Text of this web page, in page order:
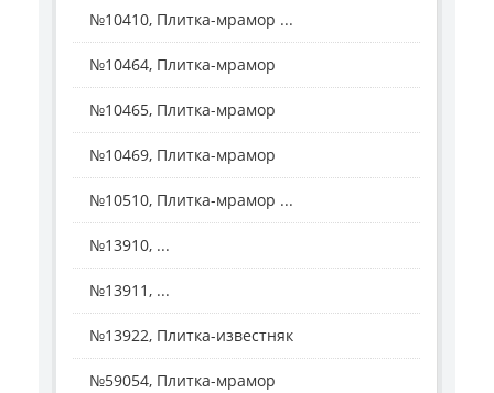
№10410, Плитка-мрамор ...
№10464, Плитка-мрамор
№10465, Плитка-мрамор
№10469, Плитка-мрамор
№10510, Плитка-мрамор ...
№13910, ...
№13911, ...
№13922, Плитка-известняк
№59054, Плитка-мрамор